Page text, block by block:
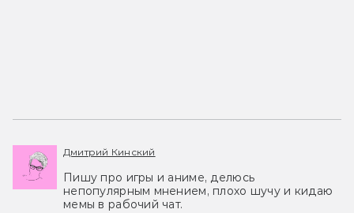
Дмитрий Кинский
Пишу про игры и аниме, делюсь
непопулярным мнением, плохо шучу и кидаю
мемы в рабочий чат.